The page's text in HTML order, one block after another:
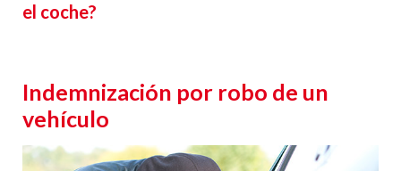
el coche?
Indemnización por robo de un
vehículo